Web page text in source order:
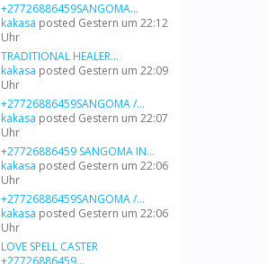
+27726886459SANGOMA...
kakasa posted Gestern um 22:12
Uhr
TRADITIONAL HEALER...
kakasa posted Gestern um 22:09
Uhr
+27726886459SANGOMA /...
kakasa posted Gestern um 22:07
Uhr
+27726886459 SANGOMA IN...
kakasa posted Gestern um 22:06
Uhr
+27726886459SANGOMA /...
kakasa posted Gestern um 22:06
Uhr
LOVE SPELL CASTER
+27726886459...